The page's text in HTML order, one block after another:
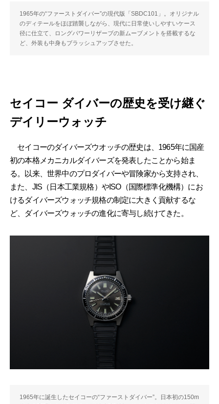
1965年の“ファーストダイバー”の現代版「SBDC101」。オリジナル
のディテールをほぼ踏襲しながら、現代に日常使いしやすいケース
径に仕立て、ロングパワーリザーブの新ムーブメントを搭載するな
ど、外装も中身もブラッシュアップさせた。
セイコー ダイバーの歴史を受け継ぐ
デイリーウォッチ
セイコーのダイバーズウオッチの歴史は、1965年に国産
初の本格メカニカルダイバーズを発表したことから始ま
る。以来、世界中のプロダイバーや冒険家から支持され、
また、JIS（日本工業規格）やISO（国際標準化機構）にお
けるダイバーズウォッチ規格の制定に大きく貢献するな
ど、ダイバーズウォッチの進化に寄与し続けてきた。
1965年に誕生したセイコーの“ファーストダイバー”。日本初の150m